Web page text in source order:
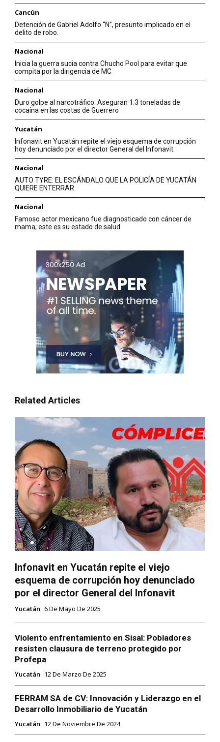
Cancún
Detención de Gabriel Adolfo “N”, presunto implicado en el
delito de robo.
Nacional
Inicia la guerra sucia contra Chucho Pool para evitar que
compita por la dirigencia de MC
Nacional
Duro golpe al narcotráfico: Aseguran 1.3 toneladas de
cocaína en las costas de Guerrero
Yucatán
Infonavit en Yucatán repite el viejo esquema de corrupción
hoy denunciado por el director General del Infonavit
Nacional
AUTO TYRE: EL ESCÁNDALO QUE LA POLICÍA DE YUCATÁN
QUIERE ENTERRAR
Nacional
Famoso actor mexicano fue diagnosticado con cáncer de
mama; este es su estado de salud
Related Articles
Infonavit en Yucatán repite el viejo
esquema de corrupción hoy denunciado
por el director General del Infonavit
Yucatán 6 De Mayo De 2025
Violento enfrentamiento en Sisal: Pobladores
resisten clausura de terreno protegido por
Profepa
Yucatán 12 De Marzo De 2025
FERRAM SA de CV: Innovación y Liderazgo en el
Desarrollo Inmobiliario de Yucatán
Yucatán 12 De Noviembre De 2024